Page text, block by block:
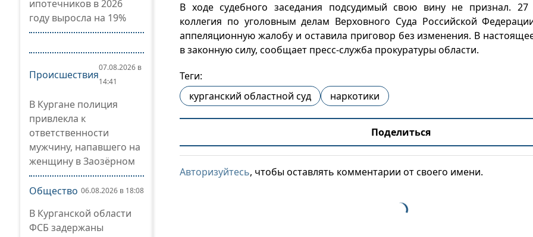
ипотечников в 2026
году выросла на 19%
Происшествия
07.08.2026 в
14:41
В Кургане полиция
привлекла к
ответственности
мужчину, напавшего на
женщину в Заозёрном
Общество 06.08.2026 в 18:08
В Курганской области
ФСБ задержаны
В ходе судебного заседания подсудимый свою вину не признал. 27
коллегия по уголовным делам Верховного Суда Российской
аппеляционную жалобу и оставила приговор без изменения. В
в законную силу, сообщает пресс-служба прокуратуры области.
Теги:
курганский областной суд
наркотики
Поделиться
Авторизуйтесь, чтобы оставлять комментарии от своего имени.